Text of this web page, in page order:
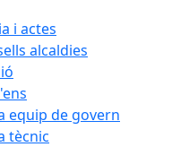
i actes
alcaldies
equip de govern
tècnic